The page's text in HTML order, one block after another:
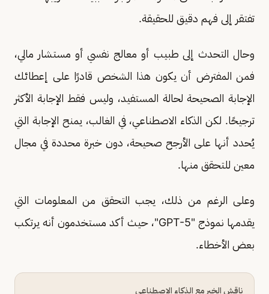
تفتقر إلى فهم دقيق للحقيقة.
وحال التحدث إلى طبيب أو معالج نفسي أو مستشار مالي،
فمن المفترض أن يكون هذا الشخص قادرًا على إعطائك
الإجابة الصحيحة لحالة المستفيد، وليس فقط الإجابة الأكثر
ترجيحًا. لكن الذكاء الاصطناعي، في الغالب، يمنح الإجابة التي
يُحدد أنها على الأرجح صحيحة، دون خبرة محددة في مجال
معين للتحقق منها.
وعلى الرغم من ذلك، يجب التحقق من المعلومات التي
يقدمها نموذج "GPT-5"، حيث أكد مستخدمون أنه يرتكب
بعض الأخطاء.
ناقش الخبر مع الذكاء الاصطناعي